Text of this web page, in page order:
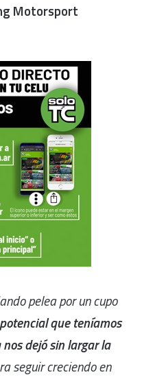
Motorsport
pelea por un cupo
que teníamos
dejó sin largar la
seguir creciendo en